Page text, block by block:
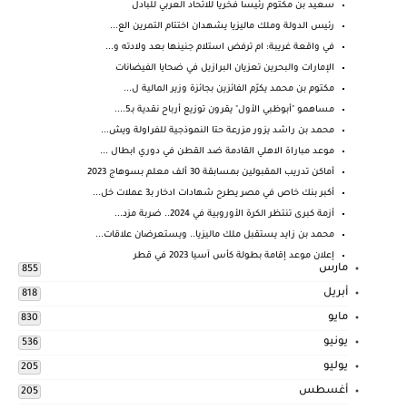
سعيد بن مكتوم رئيسا فخريا للاتحاد العربي للبادل
رئيس الدولة وملك ماليزيا يشهدان اختتام التمرين الع...
في واقعة غريبة: ام ترفض استلام جنينها بعد ولادته و...
الإمارات والبحرين تعزيان البرازيل في ضحايا الفيضانات
مكتوم بن محمد يكرّم الفائزين بجائزة وزير المالية ل...
مساهمو "أبوظبي الأول" يقرون توزيع أرباح نقدية بـ5....
محمد بن راشد يزور مزرعة حتا النموذجية للفراولة ويش...
موعد مباراة الاهلي القادمة ضد القطن في دوري ابطال ...
أماكن تدريب المقبولين بمسابقة 30 ألف معلم بسوهاج 2023
أكبر بنك خاص في مصر يطرح شهادات ادخار بـ3 عملات خل...
أزمة كبرى تنتظر الكرة الأوروبية في 2024.. ضربة مزد...
محمد بن زايد يستقبل ملك ماليزيا.. ويستعرضان علاقات...
إعلان موعد إقامة بطولة كأس آسيا 2023 في قطر
مارس 855
أبريل 818
مايو 830
يونيو 536
يوليو 205
أغسطس 205